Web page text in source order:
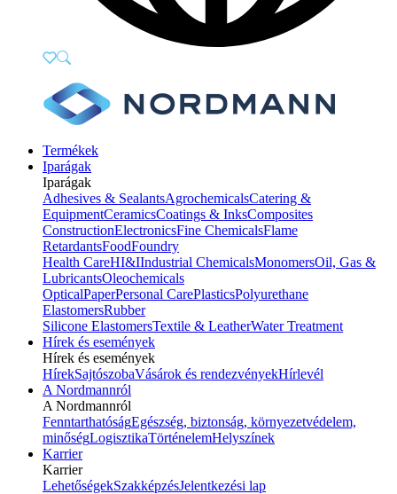
Termékek
Iparágak
Iparágak
Adhesives & SealantsAgrochemicalsCatering &
EquipmentCeramicsCoatings & InksComposites
ConstructionElectronicsFine ChemicalsFlame
RetardantsFoodFoundry
Health CareHI&IIndustrial ChemicalsMonomersOil, Gas &
LubricantsOleochemicals
OpticalPaperPersonal CarePlasticsPolyurethane
ElastomersRubber
Silicone ElastomersTextile & LeatherWater Treatment
Hírek és események
Hírek és események
HírekSajtószobaVásárok és rendezvényekHírlevél
A Nordmannról
A Nordmannról
FenntarthatóságEgészség, biztonság, környezetvédelem,
minőségLogisztikaTörténelemHelyszínek
Karrier
Karrier
LehetőségekSzakképzésJelentkezési lap